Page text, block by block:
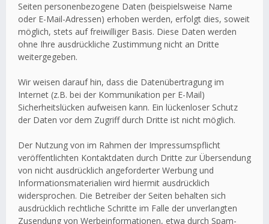
Seiten personenbezogene Daten (beispielsweise Name
oder E-Mail-Adressen) erhoben werden, erfolgt dies, soweit
möglich, stets auf freiwilliger Basis. Diese Daten werden
ohne Ihre ausdrückliche Zustimmung nicht an Dritte
weitergegeben.
Wir weisen darauf hin, dass die Datenübertragung im
Internet (z.B. bei der Kommunikation per E-Mail)
Sicherheitslücken aufweisen kann. Ein lückenloser Schutz
der Daten vor dem Zugriff durch Dritte ist nicht möglich.
Der Nutzung von im Rahmen der Impressumspflicht
veröffentlichten Kontaktdaten durch Dritte zur Übersendung
von nicht ausdrücklich angeforderter Werbung und
Informationsmaterialien wird hiermit ausdrücklich
widersprochen. Die Betreiber der Seiten behalten sich
ausdrücklich rechtliche Schritte im Falle der unverlangten
Zusendung von Werbeinformationen, etwa durch Spam-